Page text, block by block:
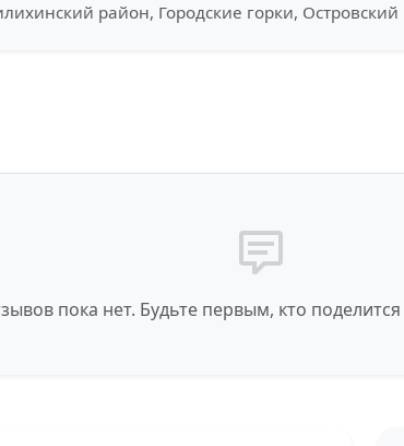
район, Городские горки, Островский
пока нет. Будьте первым, кто